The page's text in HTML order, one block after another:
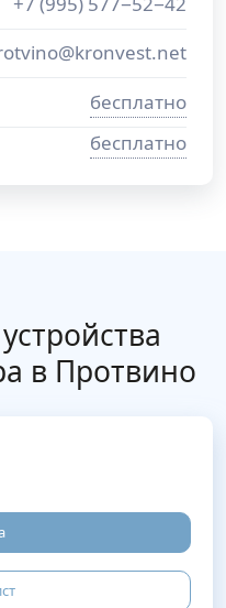
бесплатно
бесплатно
устройства
в Протвино